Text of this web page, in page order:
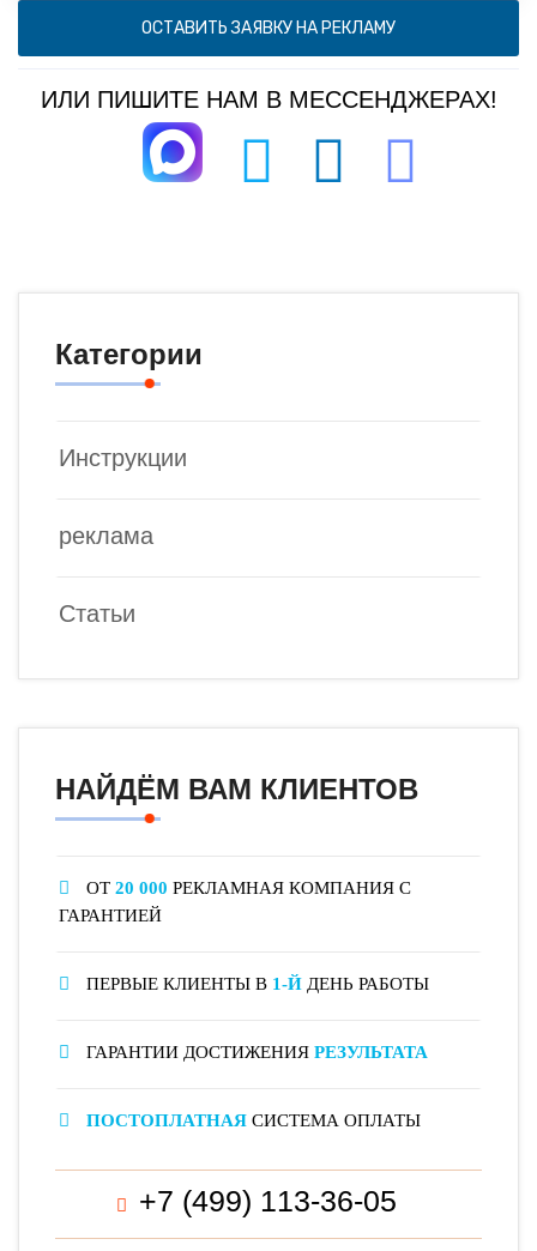
ОСТАВИТЬ ЗАЯВКУ НА РЕКЛАМУ
ИЛИ ПИШИТЕ НАМ В МЕССЕНДЖЕРАХ!
Категории
Инструкции
реклама
Статьи
НАЙДЁМ ВАМ КЛИЕНТОВ
ОТ 20 000 РЕКЛАМНАЯ КОМПАНИЯ С
ГАРАНТИЕЙ
ПЕРВЫЕ КЛИЕНТЫ В 1-Й ДЕНЬ РАБОТЫ
ГАРАНТИИ ДОСТИЖЕНИЯ РЕЗУЛЬТАТА
ПОСТОПЛАТНАЯ СИСТЕМА ОПЛАТЫ
+7 (499) 113-36-05